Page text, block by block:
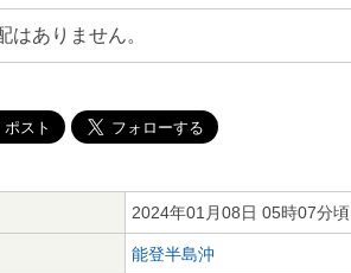
はありません。
2024年01月08日 05時07分頃
能登半島沖